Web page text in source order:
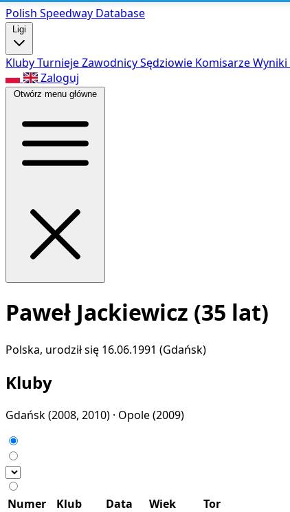
Polish Speedway Database
Ligi
KlubyTurniejeZawodnicySędziowie KomisarzeWyniki
Zaloguj
Otwórz menu główne
Paweł Jackiewicz (35 lat)
Polska, urodził się 16.06.1991 (Gdańsk)
Kluby
Gdańsk(2008, 2010) · Opole(2009)
Numer Klub Data Wiek
Tor